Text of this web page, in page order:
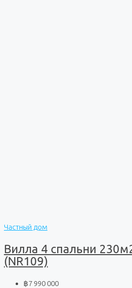
Частный дом
Вилла 4 спальни
(NR109)
฿7 990 000